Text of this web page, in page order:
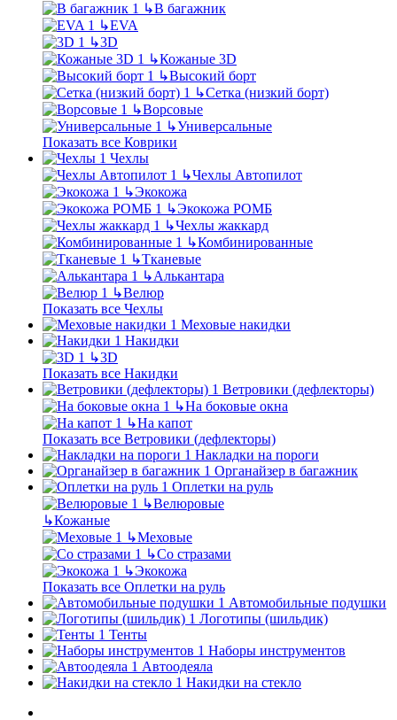
↳В багажник
↳EVA
↳3D
↳Кожаные 3D
↳Высокий борт
↳Сетка (низкий борт)
↳Ворсовые
↳Универсальные
Показать все Коврики
Чехлы
↳Чехлы Автопилот
↳Экокожа
↳Экокожа РОМБ
↳Чехлы жаккард
↳Комбинированные
↳Тканевые
↳Алькантара
↳Велюр
Показать все Чехлы
Меховые накидки
Накидки
↳3D
Показать все Накидки
Ветровики (дефлекторы)
↳На боковые окна
↳На капот
Показать все Ветровики (дефлекторы)
Накладки на пороги
Органайзер в багажник
Оплетки на руль
↳Велюровые
↳Кожаные
↳Меховые
↳Со стразами
↳Экокожа
Показать все Оплетки на руль
Автомобильные подушки
Логотипы (шильдик)
Тенты
Наборы инструментов
Автоодеяла
Накидки на стекло